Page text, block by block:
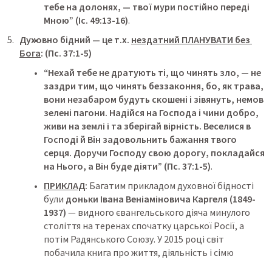
тебе на долонях, — твої мури постійно переді
Мною” (Іс. 49:13-16).
Духовно бідний — це т.х. нездатний ПЛАНУВАТИ без
Бога: (Пс. 37:1-5)
“Нехай тебе не дратують ті, що чинять зло, — не
заздри тим, що чинять беззаконня, бо, як трава,
вони незабаром будуть скошені і зівянуть, немов
зелені пагони. Надійся на Господа і чини добро,
живи на землі і та зберігай вірність. Веселися в
Господі й Він задовольнить бажання твого
серця. Доручи Господу свою дорогу, покладайся
на Нього, а Він буде діяти” (Пс. 37:1-5).
ПРИКЛАД: Багатим прикладом духовної бідності
були доньки Івана Веніаміновича Каргеля (1849-
1937) — видного євангельського діяча минулого
століття на теренах спочатку царської Росії, а
потім Радянського Союзу. У 2015 році світ
побачила книга про життя, діяльність і сімю